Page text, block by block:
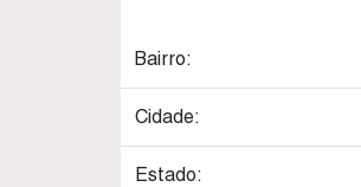
Bairro:
Cidade:
Estado: